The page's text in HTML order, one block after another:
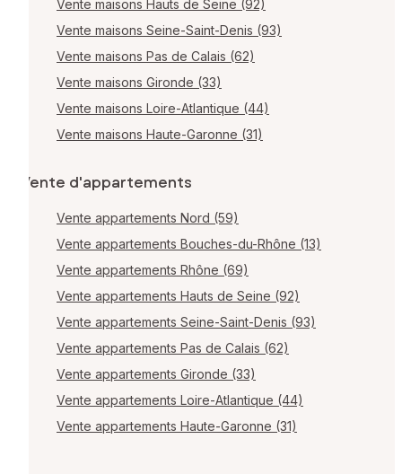
Vente maisons Hauts de Seine (92)
Vente maisons Seine-Saint-Denis (93)
Vente maisons Pas de Calais (62)
Vente maisons Gironde (33)
Vente maisons Loire-Atlantique (44)
Vente maisons Haute-Garonne (31)
Vente d'appartements
Vente appartements Nord (59)
Vente appartements Bouches-du-Rhône (13)
Vente appartements Rhône (69)
Vente appartements Hauts de Seine (92)
Vente appartements Seine-Saint-Denis (93)
Vente appartements Pas de Calais (62)
Vente appartements Gironde (33)
Vente appartements Loire-Atlantique (44)
Vente appartements Haute-Garonne (31)